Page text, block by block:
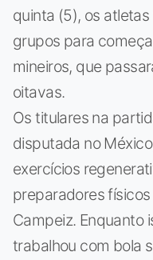
quinta (5), os
grupos para
mineiros, que
oitavas.
Os titulares na
disputada no
exercícios
preparadores
Campeiz. Enquanto
trabalhou com bola